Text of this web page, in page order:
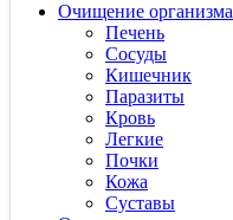
Очищение организма
Печень
Сосуды
Кишечник
Паразиты
Кровь
Легкие
Почки
Кожа
Суставы